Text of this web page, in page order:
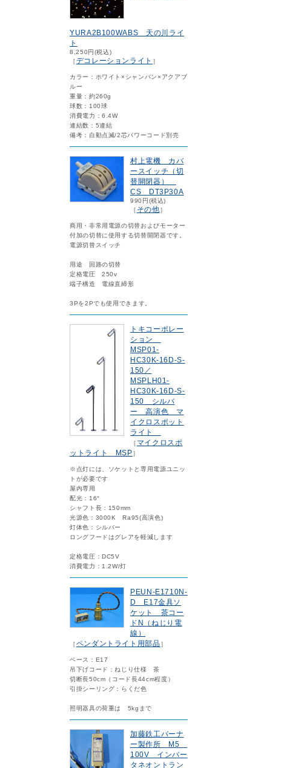
YURA2B100WABS 天の川ライ
ト
8,250円(税込)
［デコレーションライト ］
カラー：ホワイト×シャンパン×アクアブ
ルー
重量：約260g
球数：100球
消費電力：6.4W
連結数：5連結
備考：自動点滅/2芯パワーコード別売
村上電機 カバ
ースイッチ（切
替開閉器）
CS DT3P30A
990円(税込)
［ その他］
商用・非常用電源の切替およびモーター
付加の切替に使用する切替開閉器です。
電源切替スイッチ
用途 回路の切替
定格電圧 250v
端子構造 電線直締形
3Pを2Pでも使用できます。
トキコーポレー
ション
MSP01-
HC30K-16D-S-
150／
MSPLH01-
HC30K-16D-S-
150 シルバ
ー 高演色 マ
イクロスポット
ライト
［ マイクロスポ
ットライト MSP］
※点灯には、ソケットと専用電源ユニッ
トが必要です
屋内専用
配光：16°
シャフト長：150mm
光源色：3000K Ra95(高演色)
灯体色：シルバー
ロングフードはグレアを軽減します
定格電圧：DC5V
消費電力：1.2W/灯
PEUN-E1710N-
D E17金具ソ
ケット 茶コー
ドN（ねじり電
線）
［ペンダントライト用部品］
ベース：E17
吊下げコード：ねじり仕様 茶
切断長50cm（コード長44cm程度）
引掛シーリング：らくだ色
照明器具の荷重は 5kgまで
加藤鉄工バーナ
ー製作所 M5
100V インバー
タネオントラン